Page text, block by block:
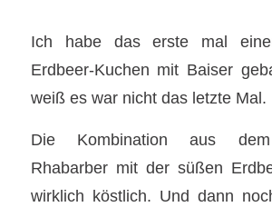
Ich habe das erste mal
Erdbeer-Kuchen mit Baiser
weiß es war nicht das letzte Mal.
Die Kombination aus dem
Rhabarber mit der süßen
wirklich köstlich. Und dann